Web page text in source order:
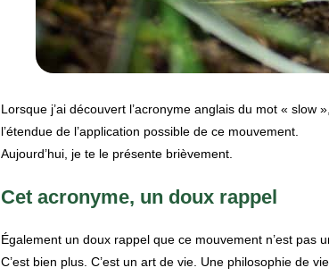
Lorsque j’ai découvert l’acronyme anglais du mot « slow
l’étendue de l’application possible de ce mouvement.
Aujourd’hui, je te le présente brièvement.
Cet acronyme, un doux rappel
Également un doux rappel que ce mouvement n’est pas
C’est bien plus. C’est un art de vie. Une philosophie de